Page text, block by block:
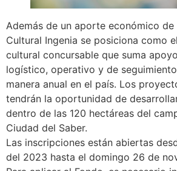
Además de un aporte económico de
Cultural Ingenia se posiciona como
cultural concursable que suma
logístico, operativo y de
manera anual en el país. Los
tendrán la oportunidad de
dentro de las 120 hectáreas del
Ciudad del Saber.
Las inscripciones están abiertas
del 2023 hasta el domingo 26 de